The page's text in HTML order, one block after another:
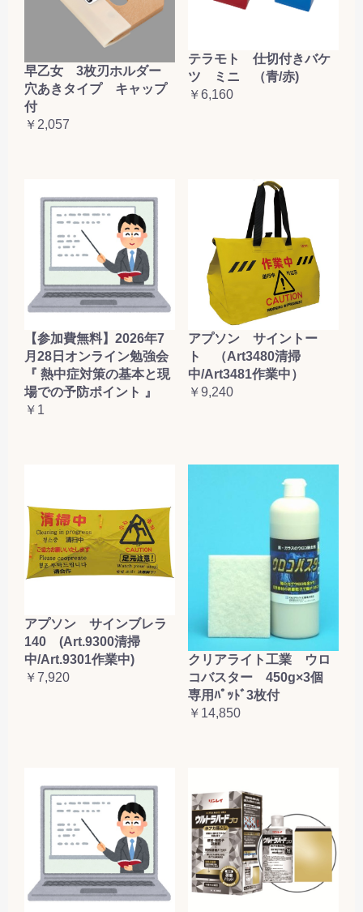
早乙女 3枚刃ホルダー
穴あきタイプ キャップ
付
￥2,057
テラモト 仕切付きバケ
ツ ミニ （青/赤)
￥6,160
【参加費無料】2026年7
月28日オンライン勉強会
『 熱中症対策の基本と現
場での予防ポイント 』
￥1
アプソン サイントー
ト （Art3480清掃
中/Art3481作業中）
￥9,240
アプソン サインブレラ
140 (Art.9300清掃
中/Art.9301作業中)
￥7,920
クリアライト工業 ウロ
コバスター 450g×3個
専用ﾊﾟｯﾄﾞ3枚付
￥14,850